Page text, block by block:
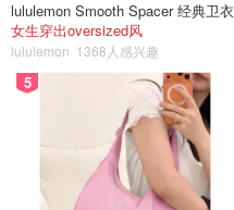
lululemon Smooth Spacer 经典卫衣
女生穿出oversized风
lululemon 1368人感兴趣
5